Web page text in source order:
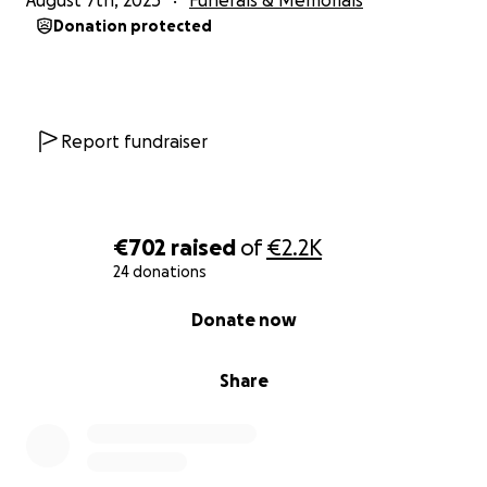
€702 raised of€2.2K
24 donations
Share
Donate now
Donation protected
Report fundraiser